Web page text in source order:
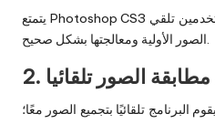
يتمتع Photoshop CS3 بوظيفة محبوبة وعملية تتيح للمستخدمين تلقي
الصور الأولية ومعالجتها بشكل صحيح.
مطابقة الصور تلقائيا
تلقائيًا بتجميع الصور معًا؛